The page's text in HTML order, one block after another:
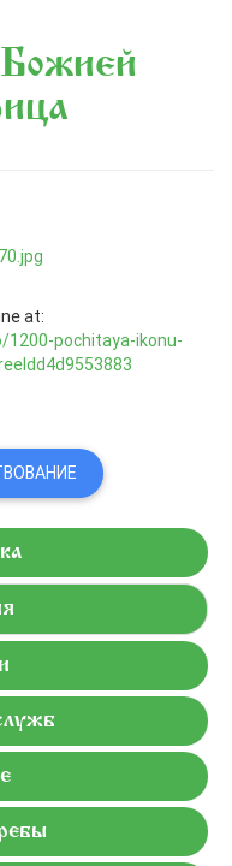
at:
pochitaya-ikonu-